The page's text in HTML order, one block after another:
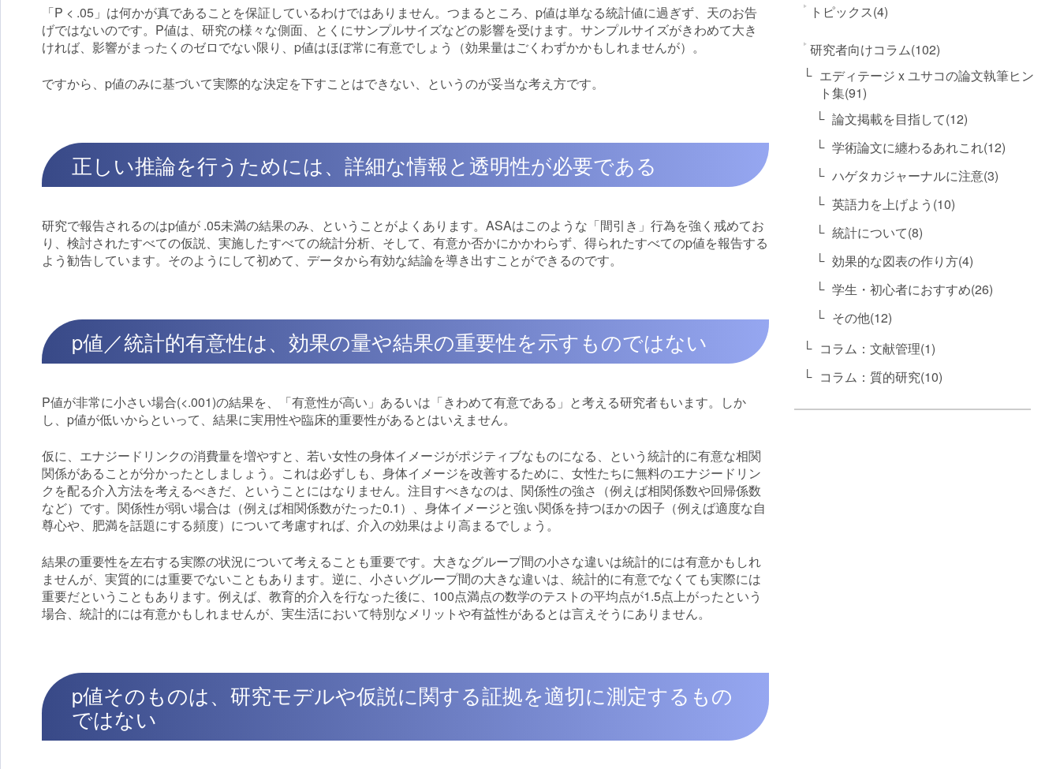
「P < .05」は何かが真であることを保証しているわけではありません。つまるところ、p値は単なる統計値に過ぎず、天のお告
げではないのです。P値は、研究の様々な側面、とくにサンプルサイズなどの影響を受けます。サンプルサイズがきわめて大き
ければ、影響がまったくのゼロでない限り、p値はほぼ常に有意でしょう（効果量はごくわずかかもしれませんが）。
ですから、p値のみに基づいて実際的な決定を下すことはできない、というのが妥当な考え方です。
正しい推論を行うためには、詳細な情報と透明性が必要である
研究で報告されるのはp値が .05未満の結果のみ、ということがよくあります。ASAはこのような「間引き」行為を強く戒めてお
り、検討されたすべての仮説、実施したすべての統計分析、そして、有意か否かにかかわらず、得られたすべてのp値を報告する
よう勧告しています。そのようにして初めて、データから有効な結論を導き出すことができるのです。
p値／統計的有意性は、効果の量や結果の重要性を示すものではない
P値が非常に小さい場合(<.001)の結果を、「有意性が高い」あるいは「きわめて有意である」と考える研究者もいます。しか
し、p値が低いからといって、結果に実用性や臨床的重要性があるとはいえません。
仮に、エナジードリンクの消費量を増やすと、若い女性の身体イメージがポジティブなものになる、という統計的に有意な相関
関係があることが分かったとしましょう。これは必ずしも、身体イメージを改善するために、女性たちに無料のエナジードリン
クを配る介入方法を考えるべきだ、ということにはなりません。注目すべきなのは、関係性の強さ（例えば相関係数や回帰係数
など）です。関係性が弱い場合は（例えば相関係数がたった0.1）、身体イメージと強い関係を持つほかの因子（例えば適度な自
尊心や、肥満を話題にする頻度）について考慮すれば、介入の効果はより高まるでしょう。
結果の重要性を左右する実際の状況について考えることも重要です。大きなグループ間の小さな違いは統計的には有意かもしれ
ませんが、実質的には重要でないこともあります。逆に、小さいグループ間の大きな違いは、統計的に有意でなくても実際には
重要だということもあります。例えば、教育的介入を行なった後に、100点満点の数学のテストの平均点が1.5点上がったという
場合、統計的には有意かもしれませんが、実生活において特別なメリットや有益性があるとは言えそうにありません。
p値そのものは、研究モデルや仮説に関する証拠を適切に測定するもの
ではない
トピックス(4)
研究者向けコラム(102)
エディテージ x ユサコの論文執筆ヒン
ト集(91)
論文掲載を目指して(12)
学術論文に纏わるあれこれ(12)
ハゲタカジャーナルに注意(3)
英語力を上げよう(10)
統計について(8)
効果的な図表の作り方(4)
学生・初心者におすすめ(26)
その他(12)
コラム：文献管理(1)
コラム：質的研究(10)